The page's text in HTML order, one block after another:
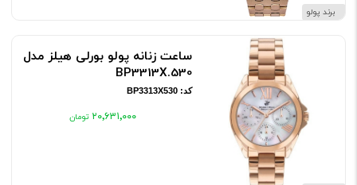
برند پولو
ساعت زنانه پولو بورلی هیلز مدل
BP3313X.530
کد: BP3313X530
۲۰٬۶۳۱٬۰۰۰